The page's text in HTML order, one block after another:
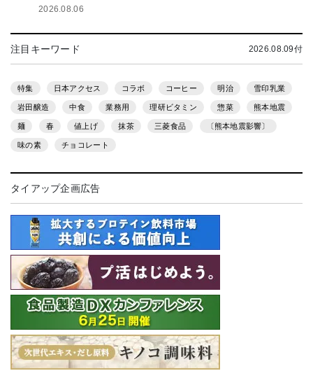
2026.08.06
注目キーワード 2026.08.09付
特集 日本アクセス コラボ コーヒー 明治 雪印乳業
岩田醸造 中食 業務用 理研ビタミン 惣菜 熊本地震
麺 春 値上げ 抹茶 三菱食品 〔熊本地震影響〕
味の素 チョコレート
タイアップ企画広告